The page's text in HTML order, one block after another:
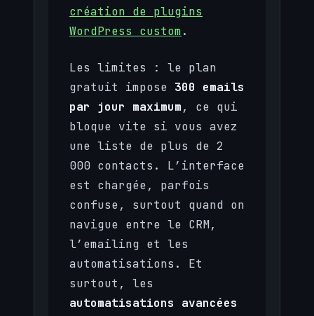
création de plugins
WordPress custom.
Les limites : le plan
gratuit impose 300 emails
par jour maximum, ce qui
bloque vite si vous avez
une liste de plus de 2
000 contacts. L’interface
est chargée, parfois
confuse, surtout quand on
navigue entre le CRM,
l’emailing et les
automatisations. Et
surtout, les
automatisations avancées